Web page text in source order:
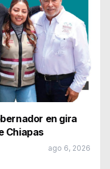
en gira
Chiapas
ago 6, 2026